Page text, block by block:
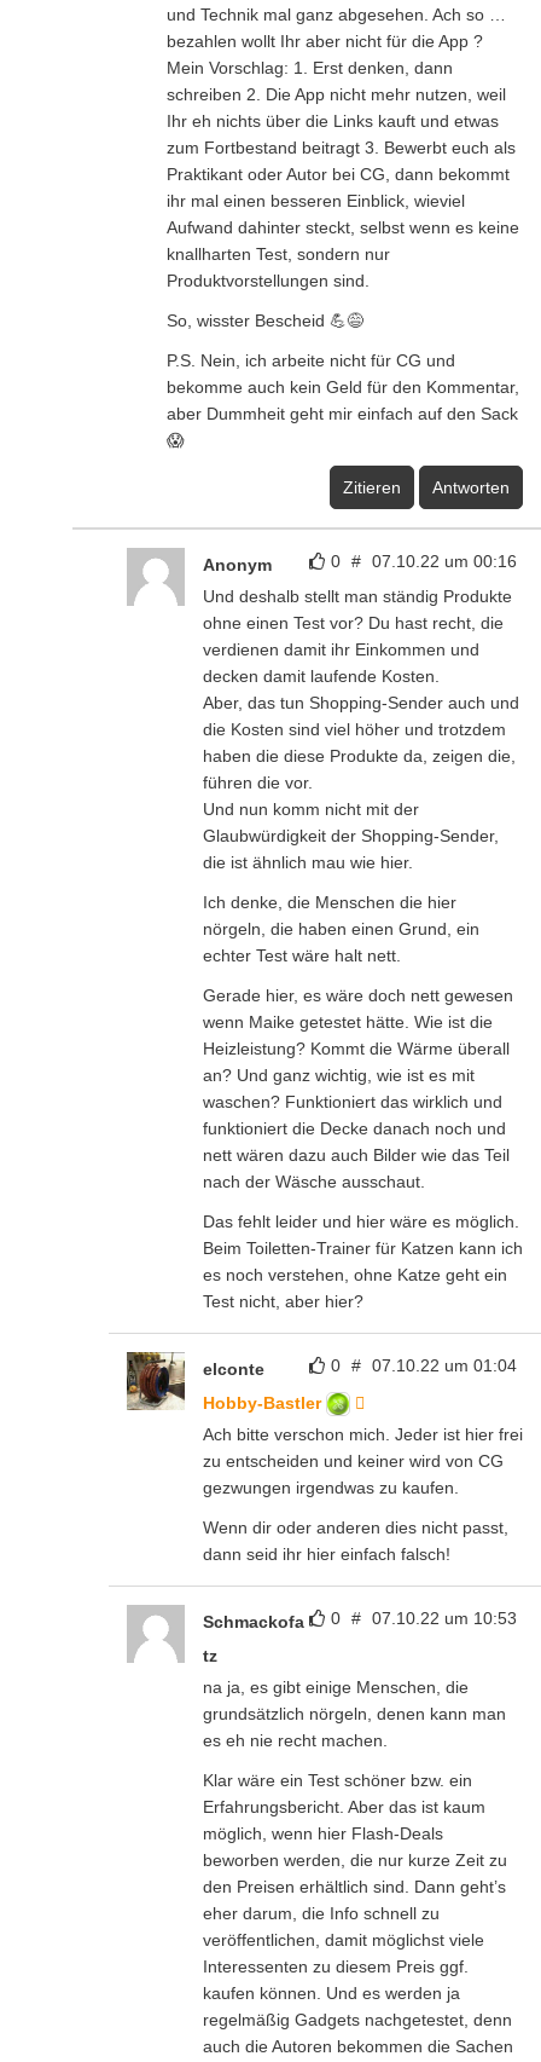
und Technik mal ganz abgesehen. Ach so …
bezahlen wollt Ihr aber nicht für die App ?
Mein Vorschlag: 1. Erst denken, dann
schreiben 2. Die App nicht mehr nutzen, weil
Ihr eh nichts über die Links kauft und etwas
zum Fortbestand beitragt 3. Bewerbt euch als
Praktikant oder Autor bei CG, dann bekommt
ihr mal einen besseren Einblick, wieviel
Aufwand dahinter steckt, selbst wenn es keine
knallharten Test, sondern nur
Produktvorstellungen sind.
So, wisster Bescheid 💪😅
P.S. Nein, ich arbeite nicht für CG und
bekomme auch kein Geld für den Kommentar,
aber Dummheit geht mir einfach auf den Sack
😱
Zitieren Antworten
0 # 07.10.22 um 00:16
Anonym
Und deshalb stellt man ständig Produkte
ohne einen Test vor? Du hast recht, die
verdienen damit ihr Einkommen und
decken damit laufende Kosten.
Aber, das tun Shopping-Sender auch und
die Kosten sind viel höher und trotzdem
haben die diese Produkte da, zeigen die,
führen die vor.
Und nun komm nicht mit der
Glaubwürdigkeit der Shopping-Sender,
die ist ähnlich mau wie hier.
Ich denke, die Menschen die hier
nörgeln, die haben einen Grund, ein
echter Test wäre halt nett.
Gerade hier, es wäre doch nett gewesen
wenn Maike getestet hätte. Wie ist die
Heizleistung? Kommt die Wärme überall
an? Und ganz wichtig, wie ist es mit
waschen? Funktioniert das wirklich und
funktioniert die Decke danach noch und
nett wären dazu auch Bilder wie das Teil
nach der Wäsche ausschaut.
Das fehlt leider und hier wäre es möglich.
Beim Toiletten-Trainer für Katzen kann ich
es noch verstehen, ohne Katze geht ein
Test nicht, aber hier?
0 # 07.10.22 um 01:04
elconte
Hobby-Bastler
Ach bitte verschon mich. Jeder ist hier frei
zu entscheiden und keiner wird von CG
gezwungen irgendwas zu kaufen.
Wenn dir oder anderen dies nicht passt,
dann seid ihr hier einfach falsch!
0 # 07.10.22 um 10:53
Schmackofa
tz
na ja, es gibt einige Menschen, die
grundsätzlich nörgeln, denen kann man
es eh nie recht machen.
Klar wäre ein Test schöner bzw. ein
Erfahrungsbericht. Aber das ist kaum
möglich, wenn hier Flash-Deals
beworben werden, die nur kurze Zeit zu
den Preisen erhältlich sind. Dann geht’s
eher darum, die Info schnell zu
veröffentlichen, damit möglichst viele
Interessenten zu diesem Preis ggf.
kaufen können. Und es werden ja
regelmäßig Gadgets nachgetestet, denn
auch die Autoren bekommen die Sachen